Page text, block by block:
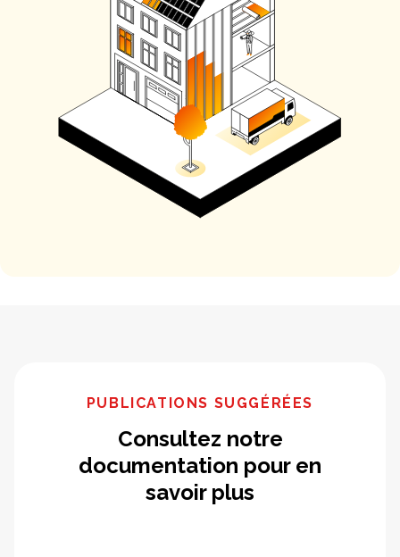
PUBLICATIONS SUGGÉRÉES
Consultez notre
documentation pour en
savoir plus